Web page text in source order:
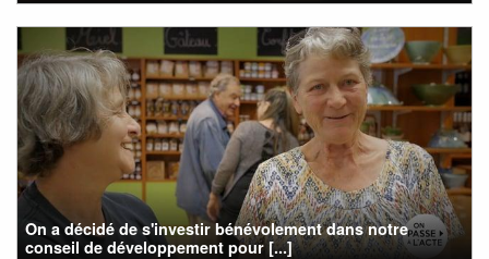
On a décidé de s'investir bénévolement dans notre
conseil de développement pour [...]